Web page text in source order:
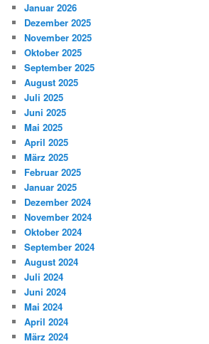
Januar 2026
Dezember 2025
November 2025
Oktober 2025
September 2025
August 2025
Juli 2025
Juni 2025
Mai 2025
April 2025
März 2025
Februar 2025
Januar 2025
Dezember 2024
November 2024
Oktober 2024
September 2024
August 2024
Juli 2024
Juni 2024
Mai 2024
April 2024
März 2024